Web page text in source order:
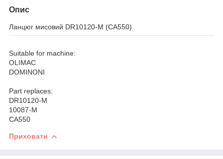
Опис
Ланцюг мисовий DR10120-M (CA550)
Suitable for machine:
OLIMAC
DOMINONI
Part replaces:
DR10120-M
10087-M
CA550
Приховати